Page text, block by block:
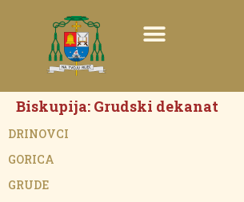
Biskupija: Grudski dekanat
DRINOVCI
GORICA
GRUDE